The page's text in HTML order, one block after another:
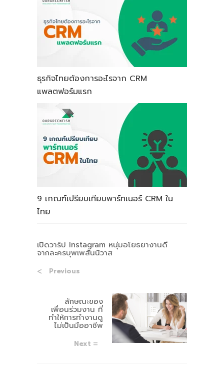
ธุรกิจไทยต้องการอะไรจาก CRM
แพลตฟอร์มแรก
9 เกณฑ์เปรียบเทียบพาร์ทเนอร์ CRM ใน
ไทย
เปิดวาร์ป Instagram หนุ่มอโยธยางานดี
จากละครบุพเพสันนิวาส
Previous
ลักษณะของ
เพื่อนร่วมงาน ที่
ทำให้การทำงานดู
ไม่เป็นมืออาชีพ
Next